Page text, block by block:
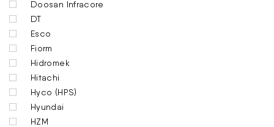
Doosan Infracore
DT
Esco
Fiorm
Hidromek
Hitachi
Hyco (HPS)
Hyundai
HZM